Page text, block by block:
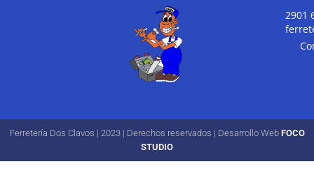
2901
Ferretería Dos Clavos | 2023 | Derechos reservados | Desarrollo Web FOCO
STUDIO